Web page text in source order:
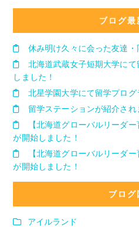
ブログ最
休み明け久々に会った友達
北海道武蔵女子短期大学に
しました！
北星学園大学にて留学プログ
留学ステーションが紹介され
【北海道グローバルリーダ
が開始しました！
【北海道グローバルリーダ
が開始しました！
ブログ
アイルランド